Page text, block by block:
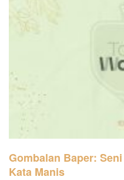
Gombalan Baper:
Kata Manis